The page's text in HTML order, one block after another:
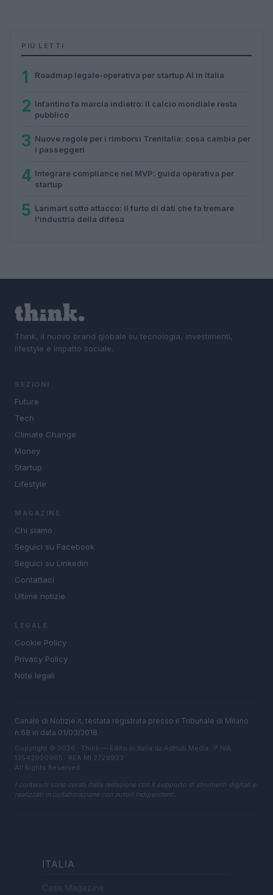
PIÙ LETTI
1 Roadmap legale-operativa per startup AI in Italia
2 Infantino fa marcia indietro: il calcio mondiale resta
pubblico
3 Nuove regole per i rimborsi Trenitalia: cosa cambia per
i passeggeri
4 Integrare compliance nel MVP: guida operativa per
startup
5 Larimart sotto attacco: il furto di dati che fa tremare
l’industria della difesa
Think, il nuovo brand globale su tecnologia, investimenti,
lifestyle e impatto sociale.
SEZIONI
Future
Tech
Climate Change
Money
Startup
Lifestyle
MAGAZINE
Chi siamo
Seguici su Facebook
Seguici su Linkedin
Contattaci
Ultime notizie
LEGALE
Cookie Policy
Privacy Policy
Note legali
Canale di Notizie.it, testata registrata presso il Tribunale di Milano
n.68 in data 01/03/2018
Copyright © 2026 · Think — Edito in Italia da AdHub Media · P.IVA
13542920965 · REA MI 2729933
All Rights Reserved
I contenuti sono curati dalla redazione con il supporto di strumenti digitali e
realizzati in collaborazione con autori indipendenti.
ITALIA
Casa Magazine